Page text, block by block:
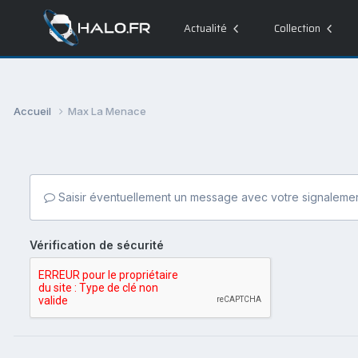
Actualité Collection
Accueil Max La Menace
Saisir éventuellement un message avec votre
Vérification de sécurité